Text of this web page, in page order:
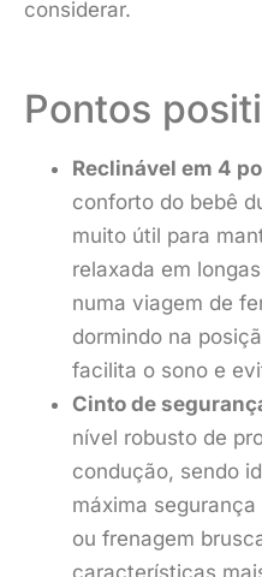
considerar.
Pontos
Reclinável em 4
conforto do bebê
muito útil para
relaxada em
numa viagem de
dormindo na
facilita o sono e
Cinto de
nível robusto de
condução, sendo
máxima
ou frenagem